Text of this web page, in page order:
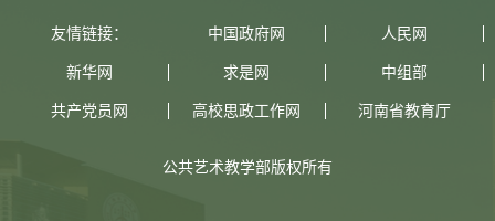
友情链接： 中国政府网 人民网
新华网 求是网 中组部
共产党员网 高校思政工作网 河南省教育厅
公共艺术教学部版权所有